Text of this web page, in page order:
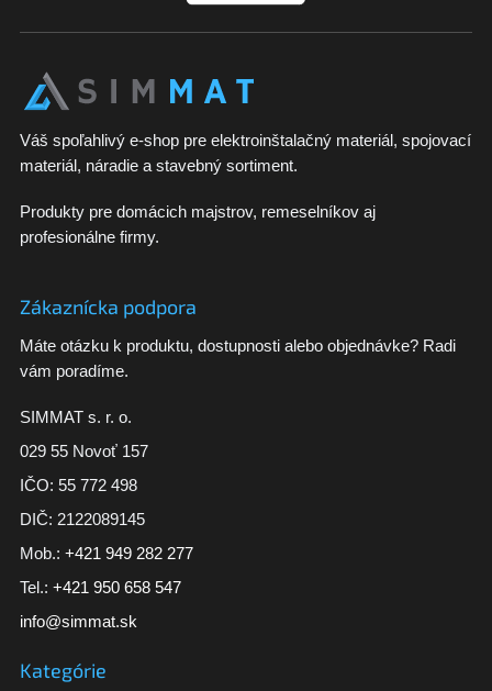
Váš spoľahlivý e-shop pre elektroinštalačný materiál, spojovací
materiál, náradie a stavebný sortiment.
Produkty pre domácich majstrov, remeselníkov aj
profesionálne firmy.
Zákaznícka podpora
Máte otázku k produktu, dostupnosti alebo objednávke? Radi
vám poradíme.
SIMMAT s. r. o.
029 55 Novoť 157
IČO: 55 772 498
DIČ: 2122089145
Mob.: +421 949 282 277
Tel.: +421 950 658 547
info@simmat.sk
Kategórie